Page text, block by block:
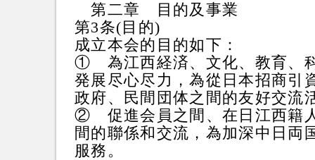
第二章 目的及事業
第3条(目的)
成立本会的目的如下：
① 為江西経済、文化、教育、
発展尽心尽力，為從日本招商引
政府、民間団体之間的友好交流
② 促進会員之間、在日江西籍
間的聯係和交流，為加深中日両
服務。